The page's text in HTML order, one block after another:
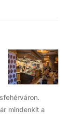
mindenkit a